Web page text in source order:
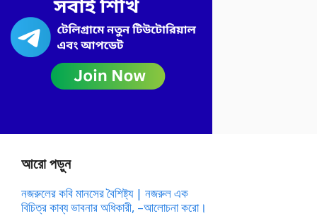
আরো পড়ুন
নজরুলের কবি মানসের বৈশিষ্ট্য | নজরুল এক
বিচিত্র কাব্য ভাবনার অধিকারী, –আলোচনা করো।